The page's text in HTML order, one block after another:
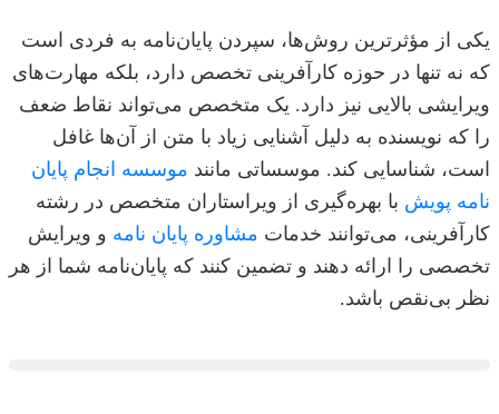
یکی از مؤثرترین روش‌ها، سپردن پایان‌نامه به فردی است
که نه تنها در حوزه کارآفرینی تخصص دارد، بلکه مهارت‌های
ویرایشی بالایی نیز دارد. یک متخصص می‌تواند نقاط ضعف
را که نویسنده به دلیل آشنایی زیاد با متن از آن‌ها غافل
است، شناسایی کند. موسساتی مانند موسسه انجام پایان
نامه پویش با بهره‌گیری از ویراستاران متخصص در رشته
کارآفرینی، می‌توانند خدمات مشاوره پایان نامه و ویرایش
تخصصی را ارائه دهند و تضمین کنند که پایان‌نامه شما از هر
نظر بی‌نقص باشد.